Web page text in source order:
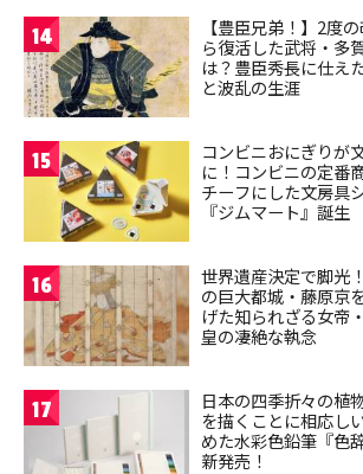
14
【豊臣兄弟！】2度
ら復活した武将・多
は？豊臣秀長に仕え
と波乱の生涯
15
コンビニおにぎりが
に！コンビニの定番
チーフにした文房具
『ジムマート』誕生
16
世界遺産決定で脚光
の巨大都城・藤原京
げた知られざる女帝
皇の凄絶な執念
17
日本の四季折々の植
を描くことに相応し
めた水彩色鉛筆『色
新発売！